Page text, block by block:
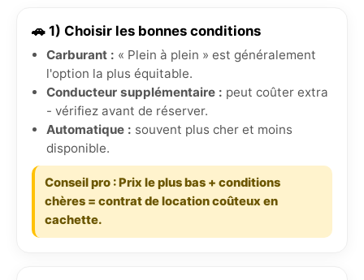
🚗 1) Choisir les bonnes conditions
Carburant : « Plein à plein » est généralement
l'option la plus équitable.
Conducteur supplémentaire : peut coûter extra
- vérifiez avant de réserver.
Automatique : souvent plus cher et moins
disponible.
Conseil pro : Prix le plus bas + conditions
chères = contrat de location coûteux en
cachette.